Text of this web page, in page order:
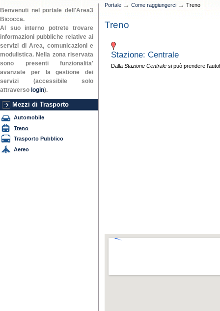
Benvenuti nel portale dell'Area3
Bicocca.
Al suo interno potrete trovare
informazioni pubbliche relative ai
servizi di Area, comunicazioni e
modulistica. Nella zona riservata
sono presenti funzionalita'
avanzate per la gestione dei
servizi (accessibile solo
attraverso login).
Mezzi di Trasporto
Automobile
Treno
Trasporto Pubblico
Aereo
Portale → Come raggiungerci → Treno
Treno
Stazione: Centrale
Dalla Stazione Centrale si può prendere